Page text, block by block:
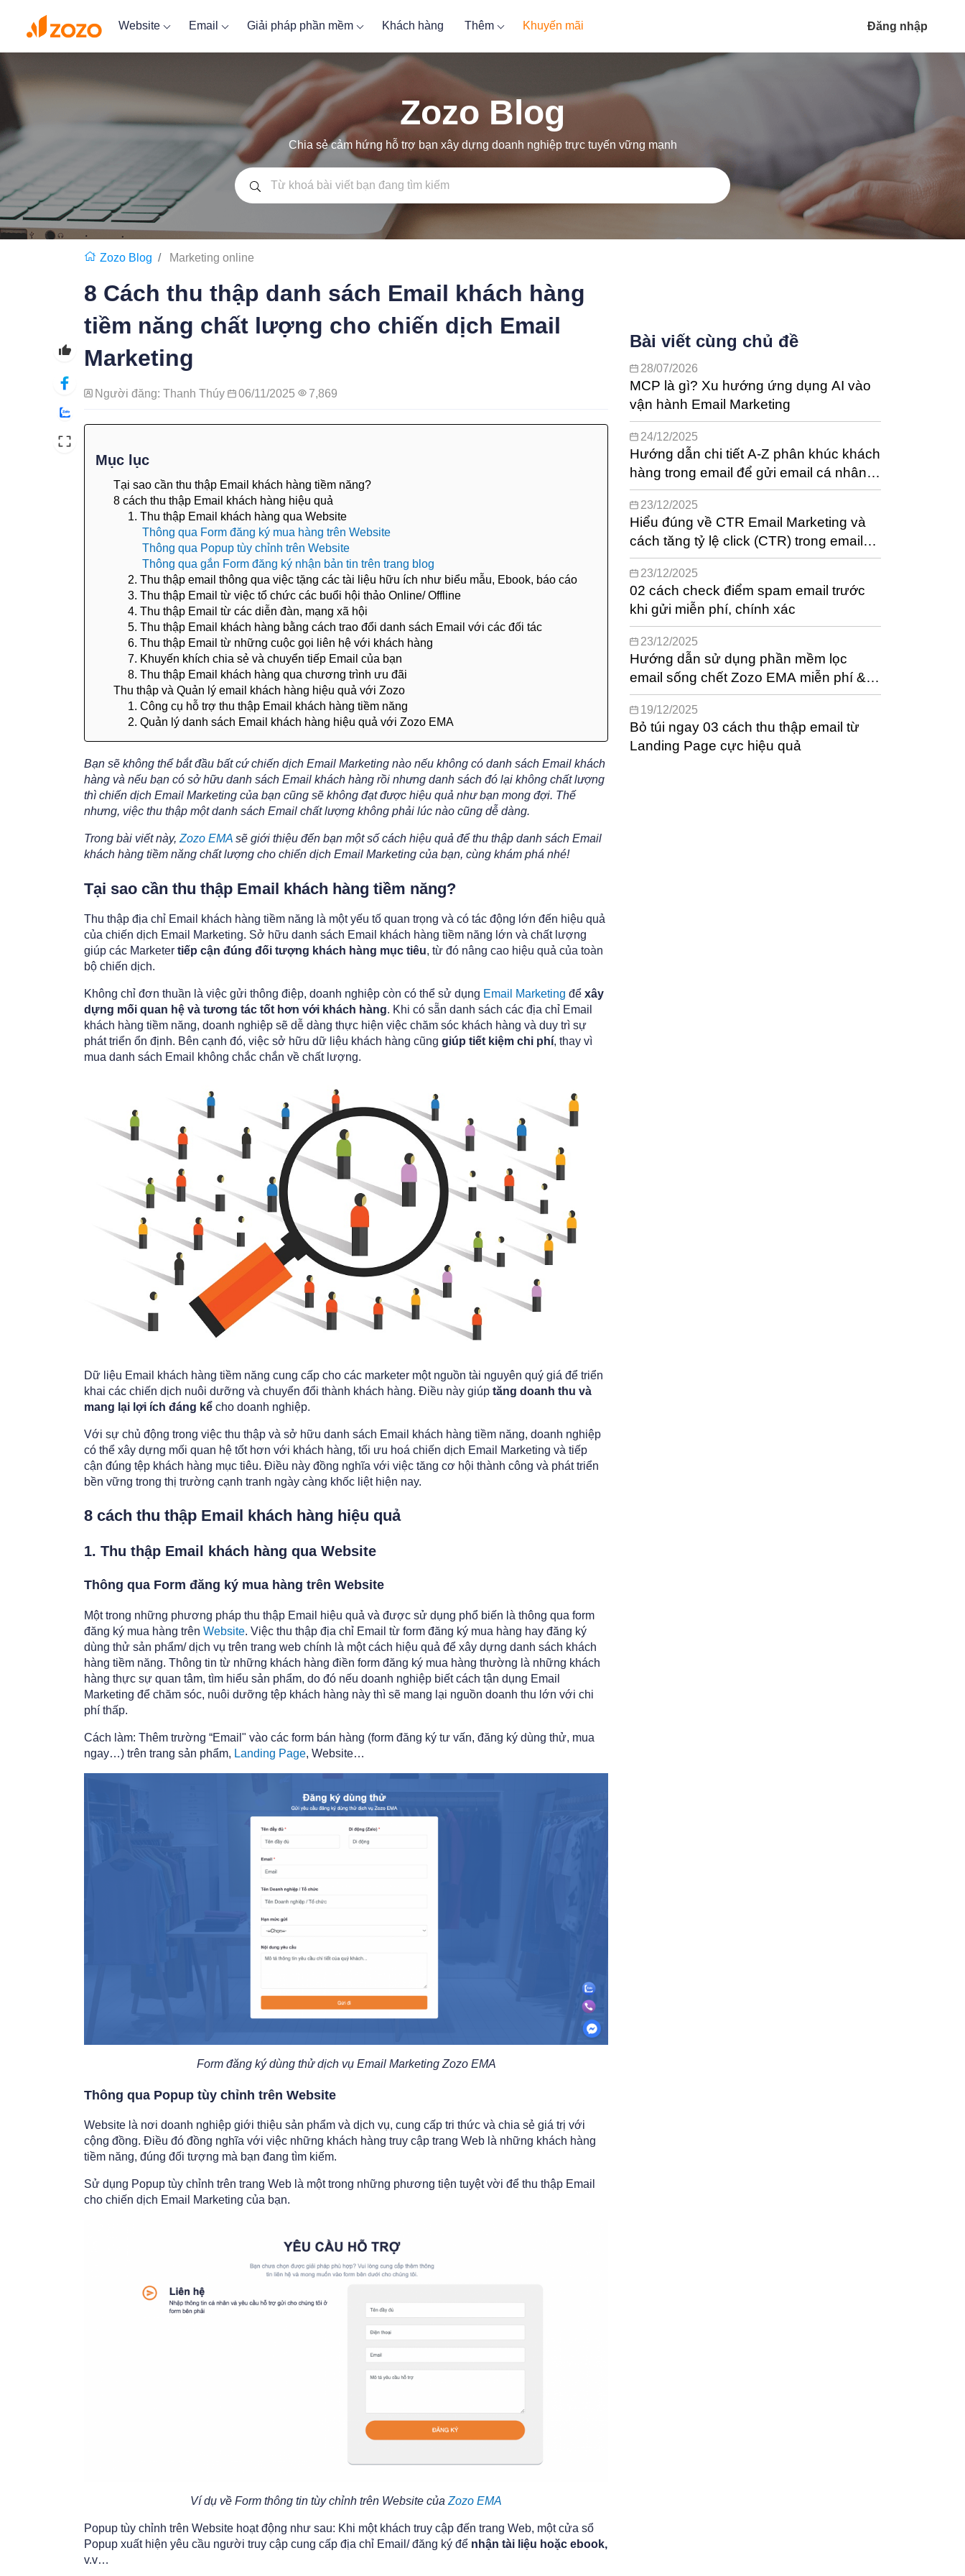
Website Email Giải pháp phần mềm Khách hàng Thêm Khuyến mãi Đăng nhập
Zozo Blog
Chia sẻ cảm hứng hỗ trợ bạn xây dựng doanh nghiệp trực tuyến vững mạnh
Zozo Blog Marketing online
8 Cách thu thập danh sách Email khách hàng
tiềm năng chất lượng cho chiến dịch Email
Marketing
Người đăng: Thanh Thúy 06/11/2025 7,869
Mục lục
Tại sao cần thu thập Email khách hàng tiềm năng?
8 cách thu thập Email khách hàng hiệu quả
1. Thu thập Email khách hàng qua Website
Thông qua Form đăng ký mua hàng trên Website
Thông qua Popup tùy chỉnh trên Website
Thông qua gắn Form đăng ký nhận bản tin trên trang blog
2. Thu thập email thông qua việc tặng các tài liệu hữu ích như biểu mẫu, Ebook, báo cáo
3. Thu thập Email từ việc tổ chức các buổi hội thảo Online/ Offline
4. Thu thập Email từ các diễn đàn, mạng xã hội
5. Thu thập Email khách hàng bằng cách trao đổi danh sách Email với các đối tác
6. Thu thập Email từ những cuộc gọi liên hệ với khách hàng
7. Khuyến khích chia sẻ và chuyển tiếp Email của bạn
8. Thu thập Email khách hàng qua chương trình ưu đãi
Thu thập và Quản lý email khách hàng hiệu quả với Zozo
1. Công cụ hỗ trợ thu thập Email khách hàng tiềm năng
2. Quản lý danh sách Email khách hàng hiệu quả với Zozo EMA
Bạn sẽ không thể bắt đầu bất cứ chiến dịch Email Marketing nào nếu không có danh sách Email khách
hàng và nếu bạn có sở hữu danh sách Email khách hàng rồi nhưng danh sách đó lại không chất lượng
thì chiến dịch Email Marketing của bạn cũng sẽ không đạt được hiệu quả như bạn mong đợi. Thế
nhưng, việc thu thập một danh sách Email chất lượng không phải lúc nào cũng dễ dàng.
Trong bài viết này, Zozo EMA sẽ giới thiệu đến bạn một số cách hiệu quả để thu thập danh sách Email
khách hàng tiềm năng chất lượng cho chiến dịch Email Marketing của bạn, cùng khám phá nhé!
Tại sao cần thu thập Email khách hàng tiềm năng?
Thu thập địa chỉ Email khách hàng tiềm năng là một yếu tố quan trọng và có tác động lớn đến hiệu quả
của chiến dịch Email Marketing. Sở hữu danh sách Email khách hàng tiềm năng lớn và chất lượng
giúp các Marketer tiếp cận đúng đối tượng khách hàng mục tiêu, từ đó nâng cao hiệu quả của toàn
bộ chiến dịch.
Không chỉ đơn thuần là việc gửi thông điệp, doanh nghiệp còn có thể sử dụng Email Marketing để xây
dựng mối quan hệ và tương tác tốt hơn với khách hàng. Khi có sẵn danh sách các địa chỉ Email
khách hàng tiềm năng, doanh nghiệp sẽ dễ dàng thực hiện việc chăm sóc khách hàng và duy trì sự
phát triển ổn định. Bên cạnh đó, việc sở hữu dữ liệu khách hàng cũng giúp tiết kiệm chi phí, thay vì
mua danh sách Email không chắc chắn về chất lượng.
Dữ liệu Email khách hàng tiềm năng cung cấp cho các marketer một nguồn tài nguyên quý giá để triển
khai các chiến dịch nuôi dưỡng và chuyển đổi thành khách hàng. Điều này giúp tăng doanh thu và
mang lại lợi ích đáng kể cho doanh nghiệp.
Với sự chủ động trong việc thu thập và sở hữu danh sách Email khách hàng tiềm năng, doanh nghiệp
có thể xây dựng mối quan hệ tốt hơn với khách hàng, tối ưu hoá chiến dịch Email Marketing và tiếp
cận đúng tệp khách hàng mục tiêu. Điều này đồng nghĩa với việc tăng cơ hội thành công và phát triển
bền vững trong thị trường cạnh tranh ngày càng khốc liệt hiện nay.
8 cách thu thập Email khách hàng hiệu quả
1. Thu thập Email khách hàng qua Website
Thông qua Form đăng ký mua hàng trên Website
Một trong những phương pháp thu thập Email hiệu quả và được sử dụng phổ biến là thông qua form
đăng ký mua hàng trên Website. Việc thu thập địa chỉ Email từ form đăng ký mua hàng hay đăng ký
dùng thử sản phẩm/ dịch vụ trên trang web chính là một cách hiệu quả để xây dựng danh sách khách
hàng tiềm năng. Thông tin từ những khách hàng điền form đăng ký mua hàng thường là những khách
hàng thực sự quan tâm, tìm hiểu sản phẩm, do đó nếu doanh nghiệp biết cách tận dụng Email
Marketing để chăm sóc, nuôi dưỡng tệp khách hàng này thì sẽ mang lại nguồn doanh thu lớn với chi
phí thấp.
Cách làm: Thêm trường “Email" vào các form bán hàng (form đăng ký tư vấn, đăng ký dùng thử, mua
ngay…) trên trang sản phẩm, Landing Page, Website…
Form đăng ký dùng thử dịch vụ Email Marketing Zozo EMA
Thông qua Popup tùy chỉnh trên Website
Website là nơi doanh nghiệp giới thiệu sản phẩm và dịch vụ, cung cấp tri thức và chia sẻ giá trị với
cộng đồng. Điều đó đồng nghĩa với việc những khách hàng truy cập trang Web là những khách hàng
tiềm năng, đúng đối tượng mà bạn đang tìm kiếm.
Sử dụng Popup tùy chỉnh trên trang Web là một trong những phương tiện tuyệt vời để thu thập Email
cho chiến dịch Email Marketing của bạn.
Ví dụ về Form thông tin tùy chỉnh trên Website của Zozo EMA
Popup tùy chỉnh trên Website hoạt động như sau: Khi một khách truy cập đến trang Web, một cửa sổ
Popup xuất hiện yêu cầu người truy cập cung cấp địa chỉ Email/ đăng ký để nhận tài liệu hoặc ebook,
v.v…
Bài viết cùng chủ đề
28/07/2026
MCP là gì? Xu hướng ứng dụng AI vào
vận hành Email Marketing
24/12/2025
Hướng dẫn chi tiết A-Z phân khúc khách
hàng trong email để gửi email cá nhân
hóa
23/12/2025
Hiểu đúng về CTR Email Marketing và
cách tăng tỷ lệ click (CTR) trong email
hiệu quả
23/12/2025
02 cách check điểm spam email trước
khi gửi miễn phí, chính xác
23/12/2025
Hướng dẫn sử dụng phần mềm lọc
email sống chết Zozo EMA miễn phí &
hiệu quả
19/12/2025
Bỏ túi ngay 03 cách thu thập email từ
Landing Page cực hiệu quả